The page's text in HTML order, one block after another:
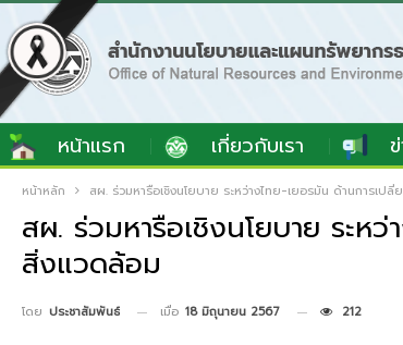
หน้าแรก เกี่ยวกับเรา
หน้าหลัก สผ. ร่วมหารือเชิงนโยบาย ระหว่างไทย-เยอรมัน ด้านการเ
สผ. ร่วมหารือเชิงนโยบาย ระ
สิ่งแวดล้อม
โดย ประชาสัมพันธ์ เมื่อ 18 มิถุนายน 2567 212